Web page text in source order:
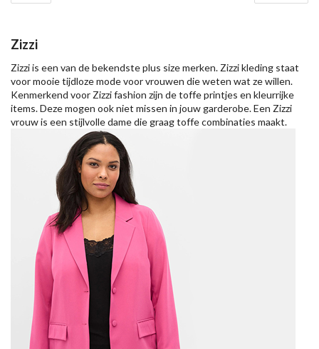
Zizzi
Zizzi is een van de bekendste plus size merken. Zizzi kleding staat
voor mooie tijdloze mode voor vrouwen die weten wat ze willen.
Kenmerkend voor Zizzi fashion zijn de toffe printjes en kleurrijke
items. Deze mogen ook niet missen in jouw garderobe. Een Zizzi
vrouw is een stijlvolle dame die graag toffe combinaties maakt.